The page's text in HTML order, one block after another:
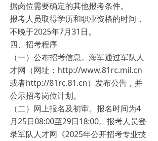
据岗位需要确定的其他报考条件。
报考人员取得学历和职业资格的时间，
不晚于2025年7月31日。
四、招考程序
（一）公布招考信息。海军通过军队人
才网（网址：http://www.81rc.mil.cn
或者http://81rc.81.cn）发布公告，并
公示招考岗位计划。
（二）网上报名及初审。报名时间为4
月25日08:00至29日18:00。报考人员登
录军队人才网《2025年公开招考专业技